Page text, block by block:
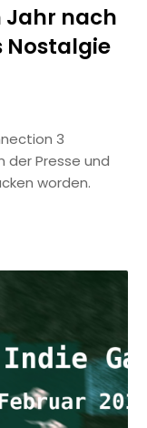
Jahr nach
Nostalgie
3
der Presse und
worden.